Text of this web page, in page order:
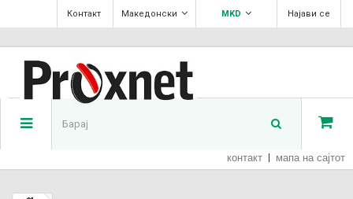
Најави се
MKD
Македонски
Контакт
контакт мапа на сајтот